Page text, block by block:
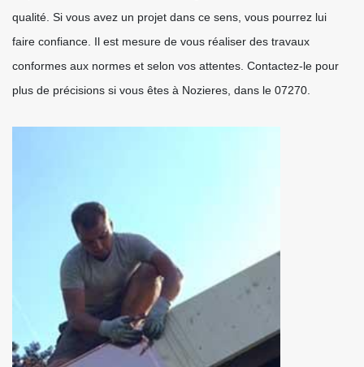
qualité. Si vous avez un projet dans ce sens, vous pourrez lui
faire confiance. Il est mesure de vous réaliser des travaux
conformes aux normes et selon vos attentes. Contactez-le pour
plus de précisions si vous êtes à Nozieres, dans le 07270.